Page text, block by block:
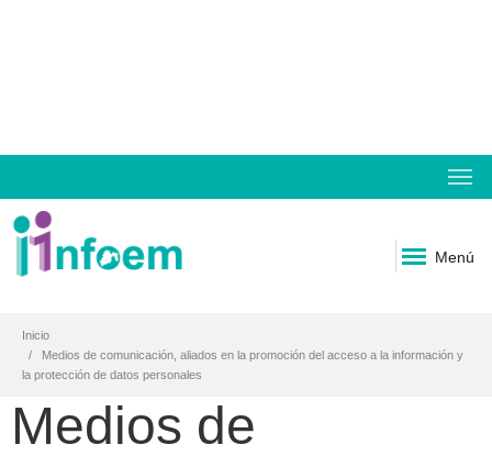
Menú
Inicio
Medios de comunicación, aliados en la promoción del acceso a la información y
la protección de datos personales
Medios de